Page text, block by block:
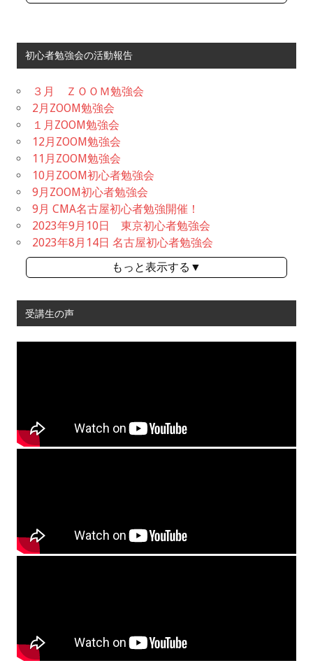
初心者勉強会の活動報告
３月 ＺＯＯＭ勉強会
2月ZOOM勉強会
１月ZOOM勉強会
12月ZOOM勉強会
11月ZOOM勉強会
10月ZOOM初心者勉強会
9月ZOOM初心者勉強会
9月 CMA名古屋初心者勉強開催！
2023年9月10日 東京初心者勉強会
2023年8月14日 名古屋初心者勉強会
もっと表示する▼
受講生の声